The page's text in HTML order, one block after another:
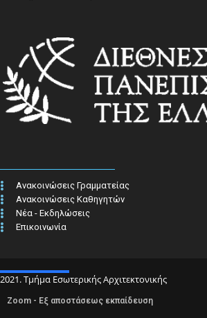
Ανακοινώσεις Γραμματείας
Ανακοινώσεις Καθηγητών
Νέα - Εκδηλώσεις
Επικοινωνία
2021. Τμήμα Εσωτερικής Αρχιτεκτονικής
Zoom - Εξ αποστάσεως εκπαίδευση